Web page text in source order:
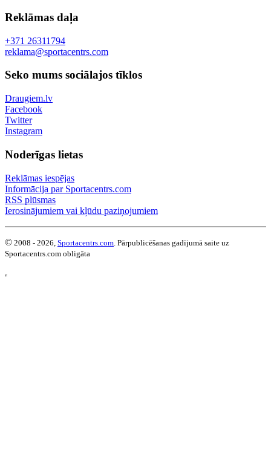
Reklāmas daļa
+371 26311794
reklama@sportacentrs.com
Seko mums sociālajos tīklos
Draugiem.lv
Facebook
Twitter
Instagram
Noderīgas lietas
Reklāmas iespējas
Informācija par Sportacentrs.com
RSS plūsmas
Ierosinājumiem vai kļūdu paziņojumiem
© 2008 - 2026, Sportacentrs.com . Pārpublicēšanas gadījumā saite uz
Sportacentrs.com obligāta